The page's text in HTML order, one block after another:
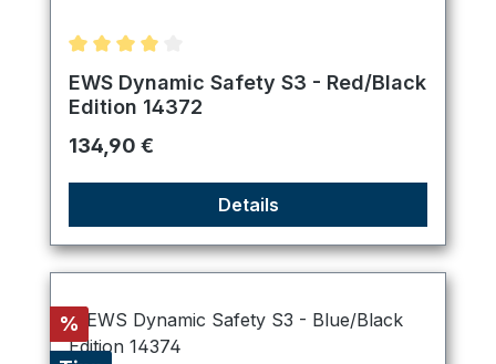
Durchschnittliche Bewertung von 4 von 5 Sternen
EWS Dynamic Safety S3 - Red/Black
Edition 14372
Regulärer Preis:
134,90 €
Details
Rabatt
%